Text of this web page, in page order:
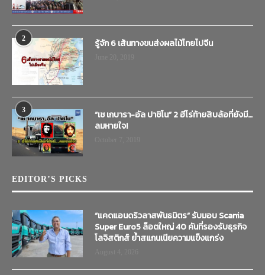
2 รู้จัก 6 เส้นทางขนส่งผลไม้ไทยไปจีน
3
“เช เกบารา-อัล ปาชิโน” 2 ฮีโร่ท้ายสิบล้อที่ยังมี…
ลมหายใจ!
EDITOR’S PICKS
“แคดแอนดริวลาสพันธมิตร” รับมอบ Scania
Super Euro5 ล็อตใหญ่ 40 คันที่รองรับธุรกิจ
โลจิสติกส์ ย้ำสแกนเนียความแข็งแกร่ง